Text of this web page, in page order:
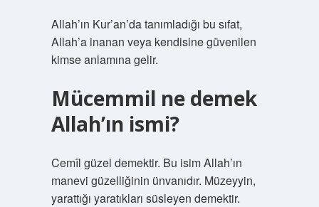
Allah’ın Kur’an’da tanımladığı bu sıfat,
Allah’a inanan veya kendisine güvenilen
kimse anlamına gelir.
Mücemmil ne demek
Allah’ın ismi?
Cemîl güzel demektir. Bu isim Allah’ın
manevi güzelliğinin ünvanıdır. Müzeyyin,
yarattığı yaratıkları süsleyen demektir.